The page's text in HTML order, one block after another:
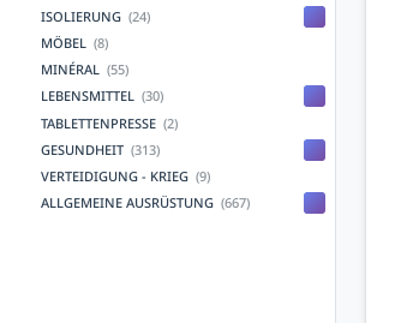
ISOLIERUNG (24)
MÖBEL
(8)
MINÉRAL (55)
LEBENSMITTEL (30)
TABLETTENPRESSE (2)
GESUNDHEIT (313)
VERTEIDIGUNG - KRIEG (9)
ALLGEMEINE AUSRÜSTUNG (667)